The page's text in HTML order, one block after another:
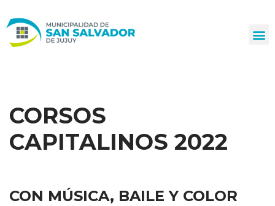
al
CORSOS
CAPITALINOS 2022
CON MÚSICA, BAILE Y COLOR